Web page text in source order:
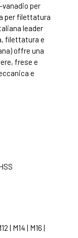
per
per filettatura
leader
filettatura e
offre una
frese e
e
| M14 | M16 |